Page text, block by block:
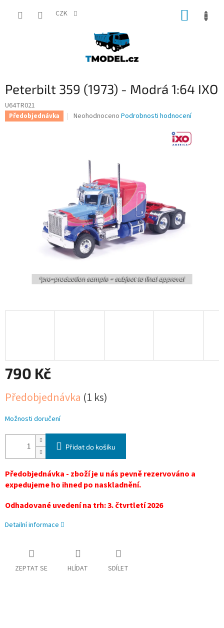
CZK
Peterbilt 359 (1973) - Modrá 1:64 IXO
U64TR021
Předobjednávka
Průměrné
hvězdiček.
Neohodnoceno Podrobnosti hodnocení
790 Kč
cena:
Předobjednávka (1 ks)
Možnosti doručení
Přidat do košíku
Předobjednávka - zboží je u nás pevně rezervováno a
expedujeme ho ihned po naskladnění.
Odhadované uvedení na trh: 3. čtvrtletí 2026
Detailní informace
ZEPTAT SE HLÍDAT SDÍLET